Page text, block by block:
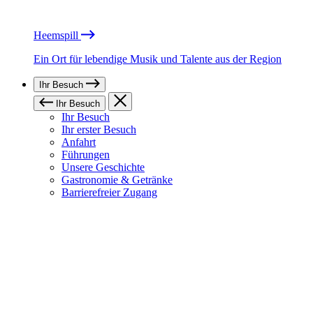
Heemspill
Ein Ort für lebendige Musik und Talente aus der Region
Ihr Besuch
Ihr Besuch
Ihr Besuch
Ihr erster Besuch
Anfahrt
Führungen
Unsere Geschichte
Gastronomie & Getränke
Barrierefreier Zugang